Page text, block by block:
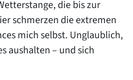
die bis zur
schmerzen die extremen
mich selbst. Unglaublich,
aushalten – und sich